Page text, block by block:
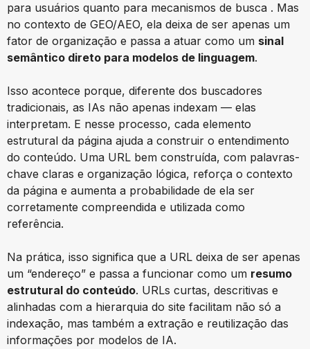
para usuários quanto para mecanismos de busca . Mas
no contexto de GEO/AEO, ela deixa de ser apenas um
fator de organização e passa a atuar como um sinal
semântico direto para modelos de linguagem.
Isso acontece porque, diferente dos buscadores
tradicionais, as IAs não apenas indexam — elas
interpretam. E nesse processo, cada elemento
estrutural da página ajuda a construir o entendimento
do conteúdo. Uma URL bem construída, com palavras-
chave claras e organização lógica, reforça o contexto
da página e aumenta a probabilidade de ela ser
corretamente compreendida e utilizada como
referência.
Na prática, isso significa que a URL deixa de ser apenas
um “endereço” e passa a funcionar como um resumo
estrutural do conteúdo. URLs curtas, descritivas e
alinhadas com a hierarquia do site facilitam não só a
indexação, mas também a extração e reutilização das
informações por modelos de IA.